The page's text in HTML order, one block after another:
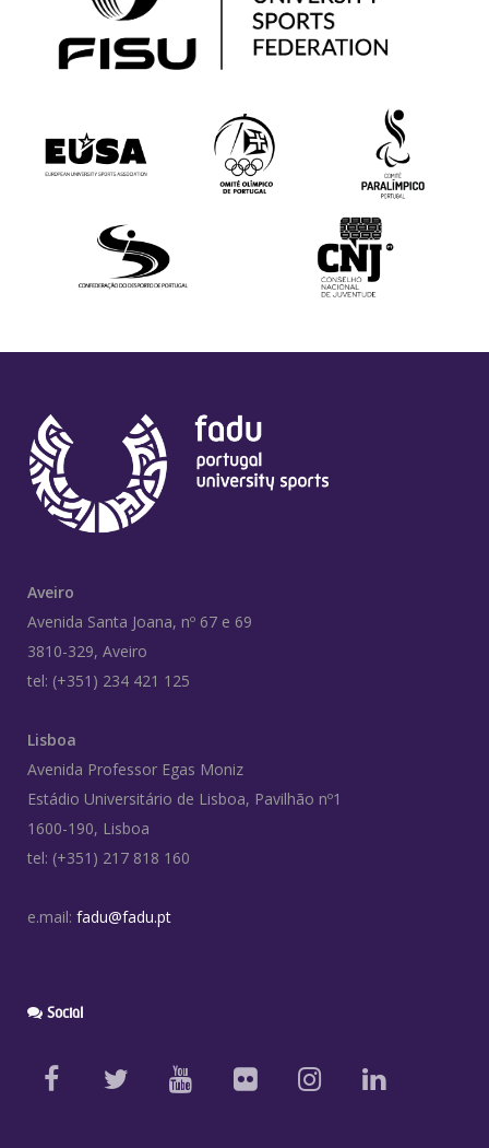
Aveiro
Avenida Santa Joana, nº 67 e 69
3810-329, Aveiro
tel: (+351) 234 421 125
Lisboa
Avenida Professor Egas Moniz
Estádio Universitário de Lisboa, Pavilhão nº1
1600-190, Lisboa
tel: (+351) 217 818 160
e.mail: fadu@fadu.pt
Social